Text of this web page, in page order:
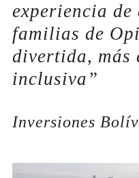
experiencia de
familias de
divertida, más
inclusiva”
Inversiones